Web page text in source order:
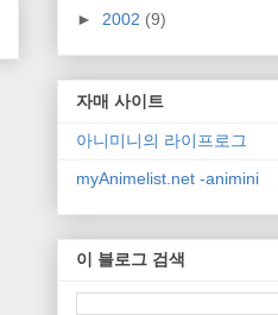
► 2002 (9)
자매 사이트
아니미니의 라이프로그
myAnimelist.net -animini
이 블로그 검색